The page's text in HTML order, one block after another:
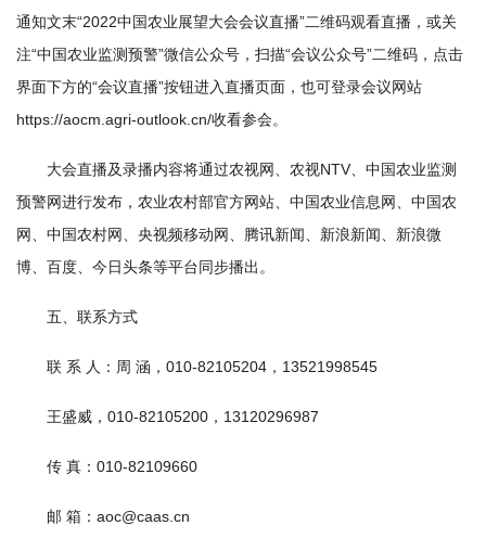
图
书
期
通知文末“2022中国农业展望大会会议直播”二维码观看直播，或关
注“中国农业监测预警”微信公众号，扫描“会议公众号”二维码，点击
界面下方的“会议直播”按钮进入直播页面，也可登录会议网站
https://aocm.agri-outlook.cn/收看参会。
大会直播及录播内容将通过农视网、农视NTV、中国农业监测
预警网进行发布，农业农村部官方网站、中国农业信息网、中国农
网、中国农村网、央视频移动网、腾讯新闻、新浪新闻、新浪微
博、百度、今日头条等平台同步播出。
五、联系方式
联 系 人：周 涵，010-82105204，13521998545
王盛威，010-82105200，13120296987
传 真：010-82109660
邮 箱：aoc@caas.cn